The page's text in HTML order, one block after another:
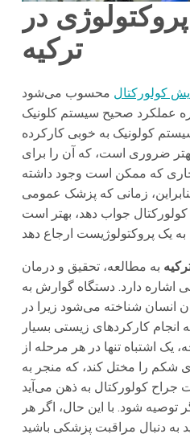
در
ترکیه
کولورکتال محسوب می‌شود
عملکرد صحیح سیستم کلونیک
کولونیک به خوبی کارکرده
ضروری است، که آن را برای
که ممکن است وجود داشته
زمانی که پزشک عمومی
کولورکتال جواب دهد، بهتر است
به مطالعه، تحقیق و درمان
اشاره دارد. دستگاه گوارش به
انسان شناخته می‌شود زیرا در
انجام کارکردهای زیستی بسیار
یک اشتباه تنها در هر مرحله از
شکم را مختل کند، که منجر به
جراح کولورکتال به ذهن می‌آید
توصیه شود. با این حال، اگر هر